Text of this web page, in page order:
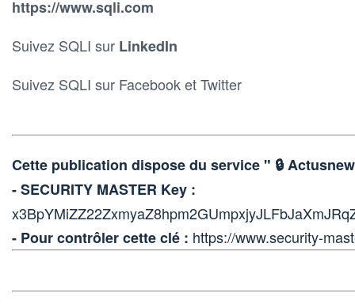
https://www.sqli.com
Suivez SQLI sur LinkedIn
Suivez SQLI sur Facebook et Twitter
Cette publication dispose du service " 🔒
- SECURITY MASTER Key :
- Pour contrôler cette clé : https://www.security-